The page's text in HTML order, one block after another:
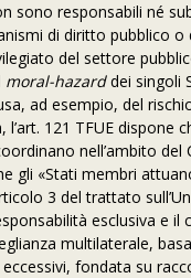
sono responsabili né
di diritto pubblico
del settore
moral-hazarddei singoli
ad esempio, del
121 TFUE
nell’ambito
gli «Stati membri
3 del trattato
esclusiva e
multilaterale,
fondata su